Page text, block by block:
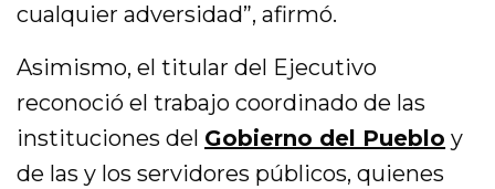
cualquier adversidad”, afirmó.
Asimismo, el titular del Ejecutivo
reconoció el trabajo coordinado de las
instituciones del Gobierno del Pueblo y
de las y los servidores públicos, quienes